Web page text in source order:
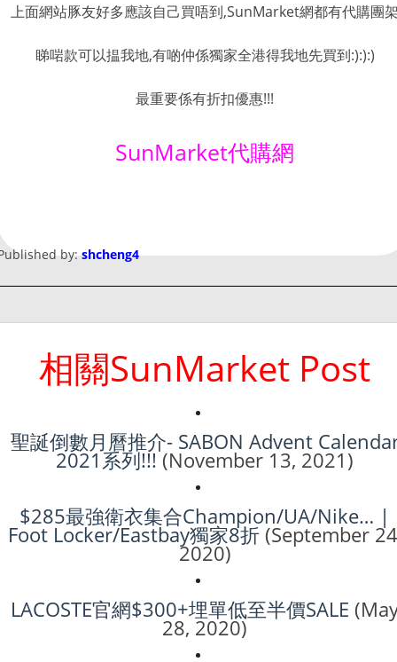
上面網站豚友好多應該自己買唔到,SunMarket網都有代購團
睇啱款可以揾我地,有啲仲係獨家全港得我地先買到:):):)
最重要係有折扣優惠!!!
SunMarket代購網
by: shcheng4
相關SunMarket Post
聖誕倒數月曆推介- SABON Advent
2021系列!!!(November 13, 2021)
$285最強衛衣集合Champion/UA/Nike… |
Foot Locker/Eastbay獨家8折 (September
2020)
LACOSTE官網$300+埋單低至半價SALE
28, 2020)